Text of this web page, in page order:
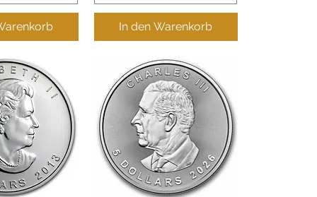
In den Warenkorb